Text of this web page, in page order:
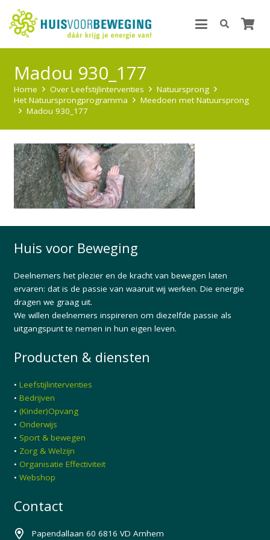
Madou 930_177
Home Over Leefstijlinterventies
Natuursprong
Het Natuursprongprogramma
Meedoen met Natuursprong
Madou 930_177
Huis voor Beweging
Deelnemers het plezier en de kracht van bewegen laten
ervaren: dat is de passie van waaruit wij werken. Die energie
dragen we graag uit.
We willen deelnemers inspireren om diezelfde passie als
uitgangspunt te nemen in hun eigen leven.
Producten & diensten
• Leefstijlinterventies
• Bedrijven
• (Kinder)Opvang
• Onderwijs
• Sport & bewegen
• Zorg & Welzijn
• Organisatie Effectiviteit
• Webshop
Contact
Papendallaan 60 6816 VD Arnhem